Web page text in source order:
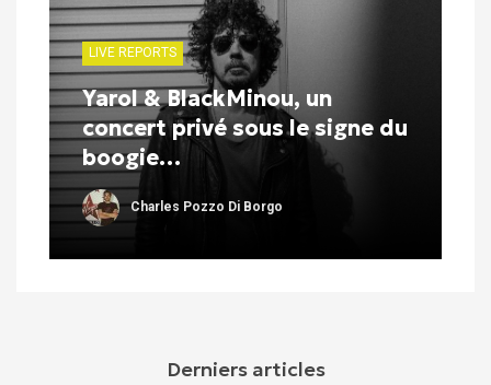
LIVE REPORTS
Yarol & BlackMinou, un
concert privé sous le signe du
boogie…
Charles Pozzo Di Borgo
Derniers articles